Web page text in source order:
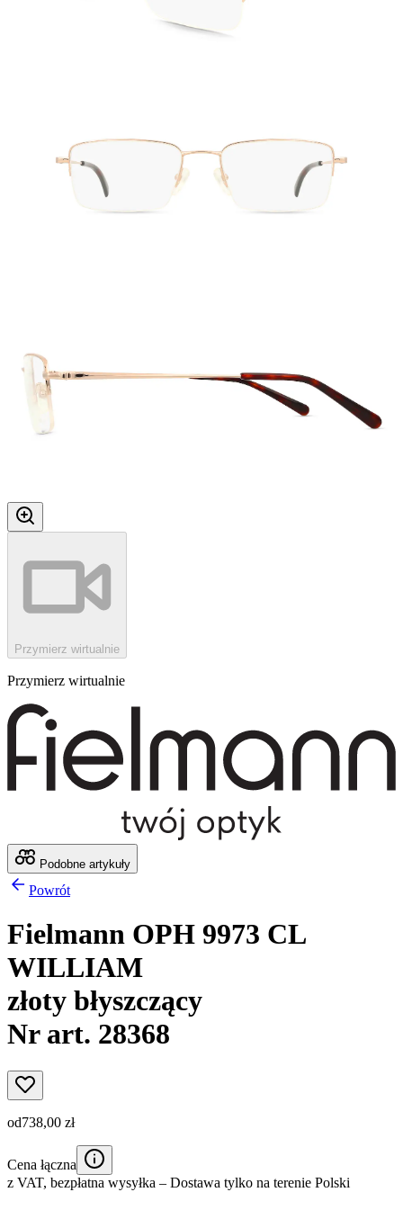
Przymierz wirtualnie
Przymierz wirtualnie
Podobne artykuły
Powrót
Fielmann OPH 9973 CL
WILLIAM
złoty błyszczący
Nr art. 28368
od738,00 zł
Cena łączna
z VAT, bezpłatna wysyłka – Dostawa tylko na terenie Polski